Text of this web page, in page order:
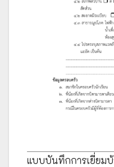
แบบบันทึกการเยี่ยม